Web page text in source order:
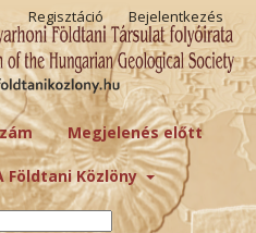
Megjelenés előtt
Földtani Közlöny
Regisztáció Bejelentkezés